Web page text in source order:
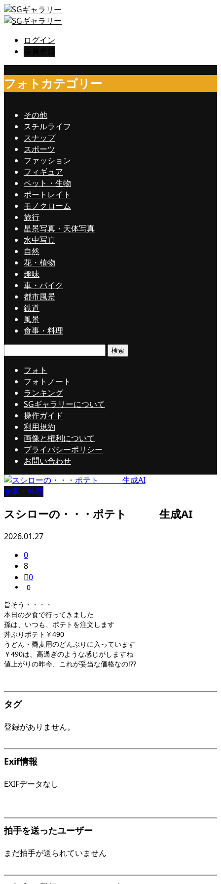
ログイン
フォトカテゴリー
その他
スチルライフ
スナップ
スポーツ
ファッション
フィギュア
ペット・生物
ポートレイト
モノクローム
旅行
星景写真・天体写真
水中写真
自然
花・植物
趣味
車・バイク
都市風景
鉄道
風景
食事・料理
フォト
フォトノート
ランキング
SGギャラリーについて
操作ガイド
利用規約
画像と権利について
プライバシーポリシー
お問い合わせ
食事・料理
スシローの・・・ポテト 生成AI
2026.01.27
0
8
0
0
旨そう・・・・
本日の夕食で行ってきました
孫は、いつも、ポテトを注文します
丼ぶりポテト￥490
うどん・蕎麦用のどんぶりに入っています
￥490は、高過ぎのような感じがしますね
値上がりの昨今、これが妥当な価格なの!??
タグ
登録がありません。
Exif情報
EXIFデータなし
拍手を送ったユーザー
まだ拍手が送られていません